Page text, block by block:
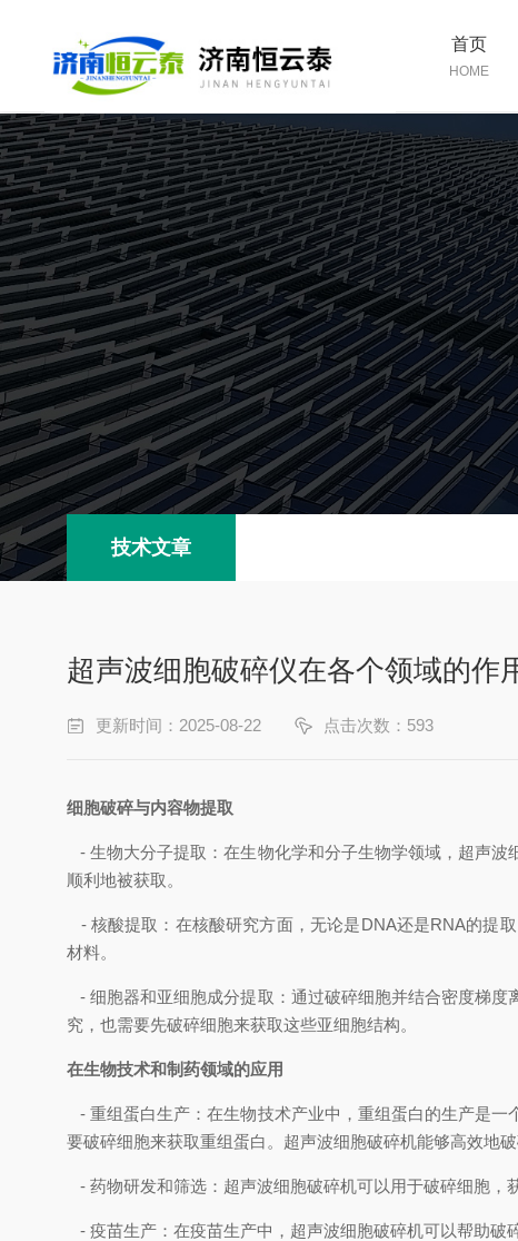
首页
HOME
技术文章
超声波细胞破碎仪在各个领域的作
更新时间：2025-08-22 点击次数：593
细胞破碎与内容物提取
- 生物大分子提取：在生物化学和分子生物学领域，超声
顺利地被获取。
- 核酸提取：在核酸研究方面，无论是DNA还是RNA的提
材料。
- 细胞器和亚细胞成分提取：通过破碎细胞并结合密度梯
究，也需要先破碎细胞来获取这些亚细胞结构。
在生物技术和制药领域的应用
- 重组蛋白生产：在生物技术产业中，重组蛋白的生产是
要破碎细胞来获取重组蛋白。超声波细胞破碎机能够高效地
- 药物研发和筛选：超声波细胞破碎机可以用于破碎细胞，
- 疫苗生产：在疫苗生产中，超声波细胞破碎机可以帮助破